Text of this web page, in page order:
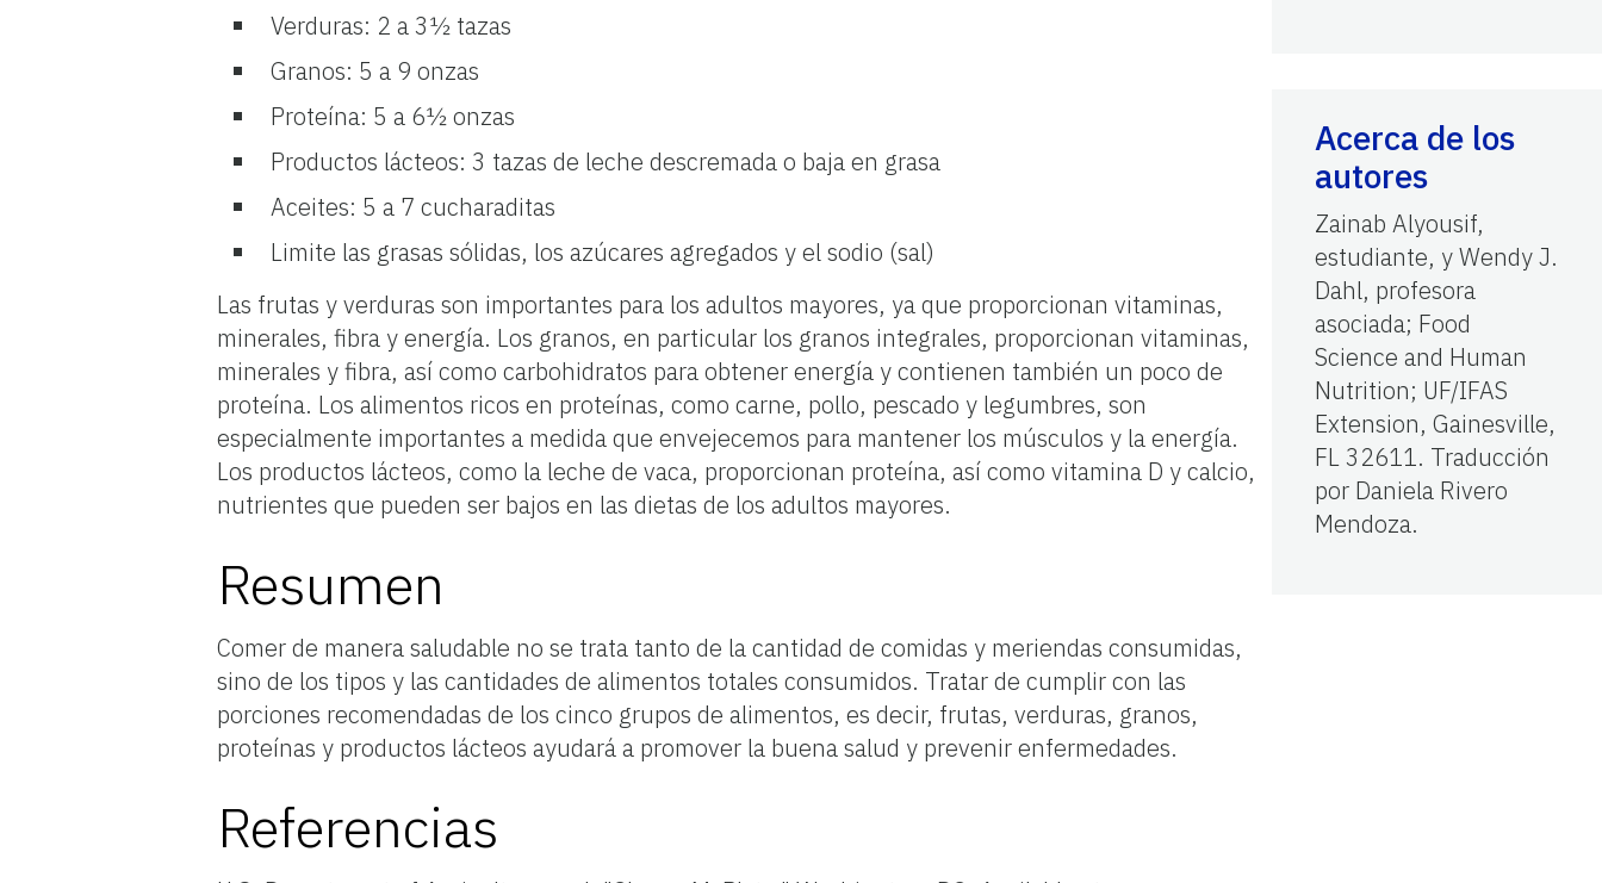
Verduras: 2 a 3½ tazas
Granos: 5 a 9 onzas
Proteína: 5 a 6½onzas
Productos lácteos: 3 tazas de leche descremada o baja en grasa
Aceites: 5 a 7 cucharaditas
Limite las grasas sólidas, los azúcares agregados y el sodio (sal)
Las frutas y verduras son importantes para los adultos mayores, ya que proporcionan vitaminas,
minerales, fibra y energía. Los granos, en particular los granos integrales, proporcionan vitaminas,
minerales y fibra, así como carbohidratos para obtener energía y contienen también un poco de
proteína. Los alimentos ricos en proteínas, como carne, pollo, pescado y legumbres, son
especialmente importantes a medida que envejecemos para mantener los músculos y la energía.
Los productos lácteos, como la leche de vaca, proporcionan proteína, así como vitamina D y calcio,
nutrientes que pueden ser bajos en las dietas de los adultos mayores.
Resumen
Comer de manera saludable no se trata tanto de la cantidad de comidas y meriendas consumidas,
sino de los tipos y las cantidades de alimentos totales consumidos. Tratar de cumplir con las
porciones recomendadas de los cinco grupos de alimentos, es decir, frutas, verduras, granos,
proteínas y productos lácteos ayudará a promover la buena salud y prevenir enfermedades.
Referencias
Acerca de los
autores
Zainab Alyousif,
estudiante, y Wendy J.
Dahl, profesora
asociada; Food
Science and Human
Nutrition; UF/IFAS
Extension, Gainesville,
FL 32611. Traducción
por Daniela Rivero
Mendoza.